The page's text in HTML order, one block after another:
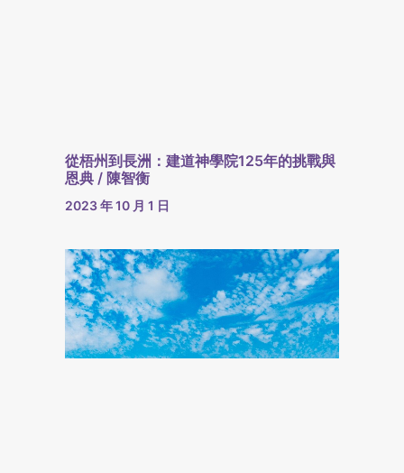
從梧州到長洲：建道神學院125年的挑戰與
恩典 / 陳智衡
2023 年 10 月 1 日